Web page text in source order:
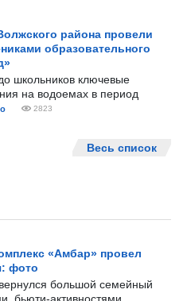
района провели
образовательного
школьников ключевые
на водоемах в период
2823
Весь список
«Амбар» провел
фото
большой семейный